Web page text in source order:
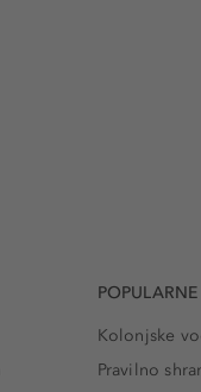
Kolonjske
Pravilno